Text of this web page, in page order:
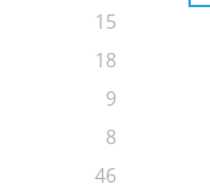
15
18
9
8
46